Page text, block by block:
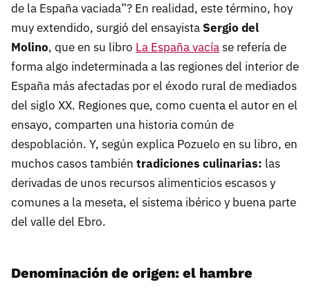
de la España vaciada”? En realidad, este término, hoy
muy extendido, surgió del ensayista Sergio del
Molino, que en su libro La España vacíase refería de
forma algo indeterminada a las regiones del interior de
España más afectadas por el éxodo rural de mediados
del siglo XX. Regiones que, como cuenta el autor en el
ensayo, comparten una historia común de
despoblación. Y, según explica Pozuelo en su libro, en
muchos casos también tradiciones culinarias: las
derivadas de unos recursos alimenticios escasos y
comunes a la meseta, el sistema ibérico y buena parte
del valle del Ebro.
Denominación de origen: el hambre